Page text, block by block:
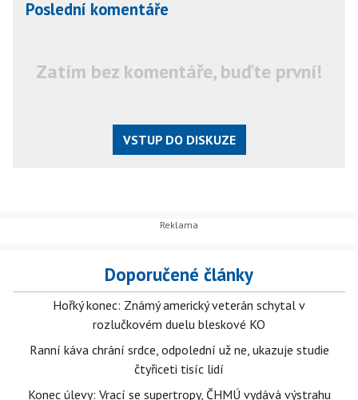
Poslední komentáře
Zatím bez komentáře, buďte první!
VSTUP DO DISKUZE
Doporučené články
Hořký konec: Známý americký veterán schytal v
rozlučkovém duelu bleskové KO
Ranní káva chrání srdce, odpolední už ne, ukazuje studie
čtyřiceti tisíc lidí
Konec úlevy: Vrací se supertropy, ČHMÚ vydává výstrahu